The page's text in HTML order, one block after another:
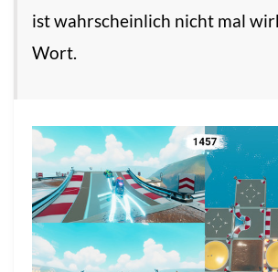
ist wahrscheinlich nicht mal
Wort.